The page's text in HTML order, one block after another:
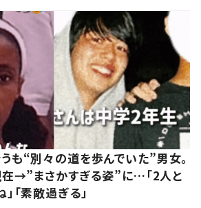
も“別々の道を歩んでいた”男女。
→”まさかすぎる姿”に…「2人と
「素敵過ぎる」